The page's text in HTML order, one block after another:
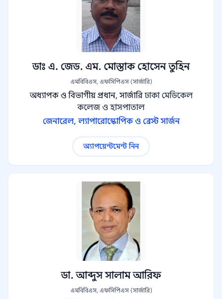
ডাঃ এ. জেড. এম. মোস্তাক হোসেন তুহিন
এমবিবিএস, এফসিপিএস (সার্জারি)
অধ্যাপক ও বিভাগীয় প্রধান, সার্জারি ঢাকা মেডিকেল
কলেজ ও হাসপাতাল
জেনারেল, ল্যাপারোস্কোপিক ও ব্রেস্ট সার্জন
অ্যাপয়েন্টমেন্ট নিন
ডা. আব্দুস সালাম আরিফ
এমবিবিএস, এফসিপিএস (সার্জারি)